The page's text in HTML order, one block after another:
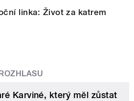
linka: Život za katrem
Karviné, který měl zůstat